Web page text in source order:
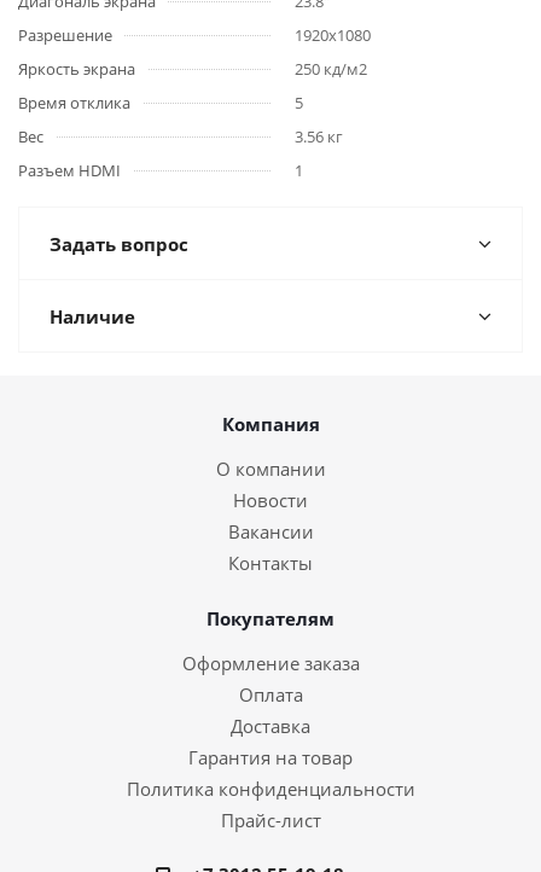
Разрешение
1920x1080
Яркость экрана
250 кд/м2
Время отклика
5
Вес
3.56 кг
Разъем HDMI
1
Задать вопрос
Наличие
Компания
О компании
Новости
Вакансии
Контакты
Покупателям
Оформление заказа
Оплата
Доставка
Гарантия на товар
Политика конфиденциальности
Прайс-лист